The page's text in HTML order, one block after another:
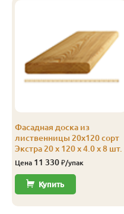
Фасадная доска из
лиственницы 20х120 сорт
Экстра 20 x 120 x 4.0 x 8 шт.
Цена 11 330 ₽/упак
Купить